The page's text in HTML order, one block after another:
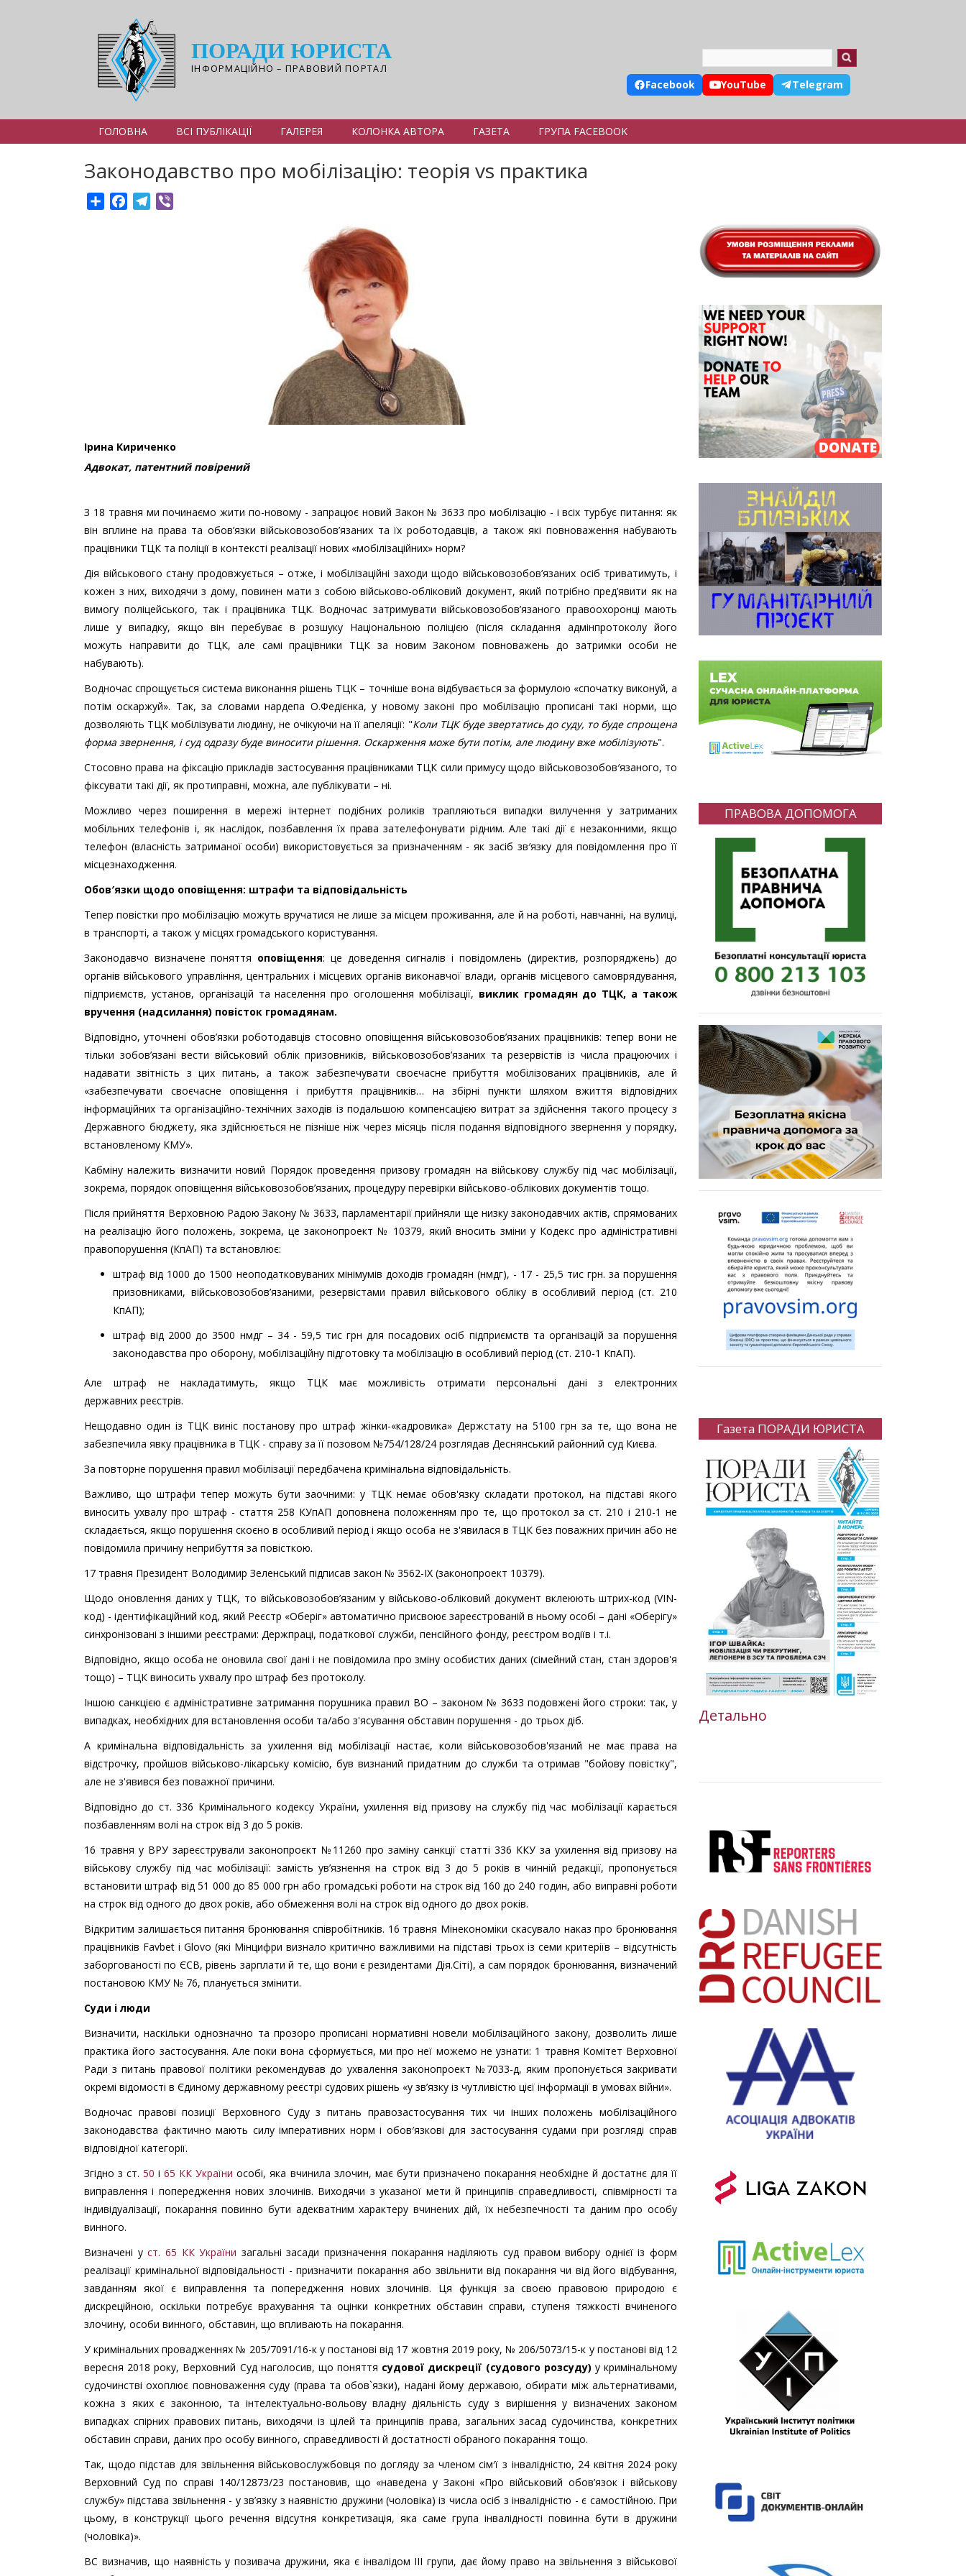
ПОРАДИ ЮРИСТА
ІНФОРМАЦІЙНО – ПРАВОВИЙ ПОРТАЛ
Facebook YouTube Telegram
ГОЛОВНА ВСІ ПУБЛІКАЦІЇ ГАЛЕРЕЯ КОЛОНКА АВТОРА ГАЗЕТА ГРУПА FACEBOOK
Законодавство про мобілізацію: теорія vs практика
ShareFacebookTelegram
Ірина Кириченко
Адвокат, патентний повірений
З 18 травня ми починаємо жити по-новому - запрацює новий Закон № 3633 про мобілізацію - і всіх турбує питання: як
він вплине на права та обов’язки військовозобов’язаних та їх роботодавців, а також які повноваження набувають
працівники ТЦК та поліції в контексті реалізації нових «мобілізаційних» норм?
Дія військового стану продовжується – отже, і мобілізаційні заходи щодо військовозобов’язаних осіб триватимуть, і
кожен з них, виходячи з дому, повинен мати з собою військово-обліковий документ, який потрібно пред’явити як на
вимогу поліцейського, так і працівника ТЦК. Водночас затримувати військовозобов’язаного правоохоронці мають
лише у випадку, якщо він перебуває в розшуку Національною поліцією (після складання адмінпротоколу його
можуть направити до ТЦК, але самі працівники ТЦК за новим Законом повноважень до затримки особи не
набувають).
Водночас спрощується система виконання рішень ТЦК – точніше вона відбувається за формулою «спочатку виконуй, а
потім оскаржуй». Так, за словами нардепа О.Федієнка, у новому законі про мобілізацію прописані такі норми, що
дозволяють ТЦК мобілізувати людину, не очікуючи на її апеляції: "Коли ТЦК буде звертатись до суду, то буде спрощена
форма звернення, і суд одразу буде виносити рішення. Оскарження може бути потім, але людину вже мобілізують".
Стосовно права на фіксацію прикладів застосування працівниками ТЦК сили примусу щодо військовозобов′язаного, то
фіксувати такі дії, як протиправні, можна, але публікувати – ні.
Можливо через поширення в мережі інтернет подібних роликів трапляються випадки вилучення у затриманих
мобільних телефонів і, як наслідок, позбавлення їх права зателефонувати рідним. Але такі дії є незаконними, якщо
телефон (власність затриманої особи) використовується за призначенням - як засіб зв′язку для повідомлення про її
місцезнаходження.
Обов′язки щодо оповіщення: штрафи та відповідальність
Тепер повістки про мобілізацію можуть вручатися не лише за місцем проживання, але й на роботі, навчанні, на вулиці,
в транспорті, а також у місцях громадського користування.
Законодавчо визначене поняття оповіщення: це доведення сигналів і повідомлень (директив, розпоряджень) до
органів військового управління, центральних і місцевих органів виконавчої влади, органів місцевого самоврядування,
підприємств, установ, організацій та населення про оголошення мобілізації, виклик громадян до ТЦК, а також
вручення (надсилання) повісток громадянам.
Відповідно, уточнені обов’язки роботодавців стосовно оповіщення військовозобов’язаних працівників: тепер вони не
тільки зобов’язані вести військовий облік призовників, військовозобов’язаних та резервістів із числа працюючих і
надавати звітність з цих питань, а також забезпечувати своєчасне прибуття мобілізованих працівників, але й
«забезпечувати своєчасне оповіщення і прибуття працівників… на збірні пункти шляхом вжиття відповідних
інформаційних та організаційно-технічних заходів із подальшою компенсацією витрат за здійснення такого процесу з
Державного бюджету, яка здійснюється не пізніше ніж через місяць після подання відповідного звернення у порядку,
встановленому КМУ».
Кабміну належить визначити новий Порядок проведення призову громадян на військову службу під час мобілізації,
зокрема, порядок оповіщення військовозобов’язаних, процедуру перевірки військово-облікових документів тощо.
Після прийняття Верховною Радою Закону № 3633, парламентарії прийняли ще низку законодавчих актів, спрямованих
на реалізацію його положень, зокрема, це законопроект № 10379, який вносить зміни у Кодекс про адміністративні
правопорушення (КпАП) та встановлює:
штраф від 1000 до 1500 неоподатковуваних мінімумів доходів громадян (нмдг), - 17 - 25,5 тис грн. за порушення
призовниками, військовозобов’язаними, резервістами правил військового обліку в особливий період (ст. 210
КпАП);
штраф від 2000 до 3500 нмдг – 34 - 59,5 тис грн для посадових осіб підприємств та організацій за порушення
законодавства про оборону, мобілізаційну підготовку та мобілізацію в особливий період (ст. 210-1 КпАП).
Але штраф не накладатимуть, якщо ТЦК має можливість отримати персональні дані з електронних
державних реєстрів.
Нещодавно один із ТЦК виніс постанову про штраф жінки-«кадровика» Держстату на 5100 грн за те, що вона не
забезпечила явку працівника в ТЦК - справу за її позовом №754/128/24 розглядав Деснянський районний суд Києва.
За повторне порушення правил мобілізації передбачена кримінальна відповідальність.
Важливо, що штрафи тепер можуть бути заочними: у ТЦК немає обов'язку складати протокол, на підставі якого
виносить ухвалу про штраф - стаття 258 КУпАП доповнена положенням про те, що протокол за ст. 210 і 210-1 не
складається, якщо порушення скоєно в особливий період і якщо особа не з'явилася в ТЦК без поважних причин або не
повідомила причину неприбуття за повісткою.
17 травня Президент Володимир Зеленський підписав закон № 3562-ІХ (законопроект 10379).
Щодо оновлення даних у ТЦК, то військовозобов’язаним у військово-обліковий документ вклеюють штрих-код (VIN-
код) - ідентифікаційний код, який Реєстр «Оберіг» автоматично присвоює зареєстрованій в ньому особі – дані «Оберігу»
синхронізовані з іншими реєстрами: Держпраці, податкової служби, пенсійного фонду, реєстром водіїв і т.і.
Відповідно, якщо особа не оновила свої дані і не повідомила про зміну особистих даних (сімейний стан, стан здоров'я
тощо) – ТЦК виносить ухвалу про штраф без протоколу.
Іншою санкцією є адміністративне затримання порушника правил ВО – законом № 3633 подовжені його строки: так, у
випадках, необхідних для встановлення особи та/або з'ясування обставин порушення - до трьох діб.
А кримінальна відповідальність за ухилення від мобілізації настає, коли військовозобов'язаний не має права на
відстрочку, пройшов військово-лікарську комісію, був визнаний придатним до служби та отримав "бойову повістку",
але не з'явився без поважної причини.
Відповідно до ст. 336 Кримінального кодексу України, ухилення від призову на службу під час мобілізації карається
позбавленням волі на строк від 3 до 5 років.
16 травня у ВРУ зареєстрували законопроєкт №11260 про заміну санкції статті 336 ККУ за ухилення від призову на
військову службу під час мобілізації: замість ув’язнення на строк від 3 до 5 років в чинній редакції, пропонується
встановити штраф від 51 000 до 85 000 грн або громадські роботи на строк від 160 до 240 годин, або виправні роботи
на строк від одного до двох років, або обмеження волі на строк від одного до двох років.
Відкритим залишається питання бронювання співробітників. 16 травня Мінекономіки скасувало наказ про бронювання
працівників Favbet і Glovo (які Мінцифри визнало критично важливими на підставі трьох із семи критеріїв – відсутність
заборгованості по ЄСВ, рівень зарплати й те, що вони є резидентами Дія.Сіті), а сам порядок бронювання, визначений
постановою КМУ № 76, планується змінити.
Суди і люди
Визначити, наскільки однозначно та прозоро прописані нормативні новели мобілізаційного закону, дозволить лише
практика його застосування. Але поки вона сформується, ми про неї можемо не узнати: 1 травня Комітет Верховної
Ради з питань правової політики рекомендував до ухвалення законопроект №7033-д, яким пропонується закривати
окремі відомості в Єдиному державному реєстрі судових рішень «у зв’язку із чутливістю цієї інформації в умовах війни».
Водночас правові позиції Верховного Суду з питань правозастосування тих чи інших положень мобілізаційного
законодавства фактично мають силу імперативних норм і обов′язкові для застосування судами при розгляді справ
відповідної категорії.
Згідно з ст.50 і65 КК України особі, яка вчинила злочин, має бути призначено покарання необхідне й достатнє для її
виправлення і попередження нових злочинів. Виходячи з указаної мети й принципів справедливості, співмірності та
індивідуалізації, покарання повинно бути адекватним характеру вчинених дій, їх небезпечності та даним про особу
винного.
Визначені уст. 65 КК України загальні засади призначення покарання наділяють суд правом вибору однієї із форм
реалізації кримінальної відповідальності - призначити покарання або звільнити від покарання чи від його відбування,
завданням якої є виправлення та попередження нових злочинів. Ця функція за своєю правовою природою є
дискреційною, оскільки потребує врахування та оцінки конкретних обставин справи, ступеня тяжкості вчиненого
злочину, особи винного, обставин, що впливають на покарання.
У кримінальних провадженнях № 205/7091/16-к у постанові від 17 жовтня 2019 року, № 206/5073/15-к у постанові від 12
вересня 2018 року, Верховний Суд наголосив, що поняття судової дискреції (судового розсуду) у кримінальному
судочинстві охоплює повноваження суду (права та обов`язки), надані йому державою, обирати між альтернативами,
кожна з яких є законною, та інтелектуально-вольову владну діяльність суду з вирішення у визначених законом
випадках спірних правових питань, виходячи із цілей та принципів права, загальних засад судочинства, конкретних
обставин справи, даних про особу винного, справедливості й достатності обраного покарання тощо.
Так, щодо підстав для звільнення військовослужбовця по догляду за членом сім′ї з інвалідністю, 24 квітня 2024 року
Верховний Суд по справі 140/12873/23 постановив, що «наведена у Законі «Про військовий обов’язок і військову
службу» підстава звільнення - у зв’язку з наявністю дружини (чоловіка) із числа осіб з інвалідністю - є самостійною. При
цьому, в конструкції цього речення відсутня конкретизація, яка саме група інвалідності повинна бути в дружини
(чоловіка)».
ВС визначив, що наявність у позивача дружини, яка є інвалідом ІІІ групи, дає йому право на звільнення з військової
ПРАВОВА ДОПОМОГА
Газета ПОРАДИ ЮРИСТА
Детально